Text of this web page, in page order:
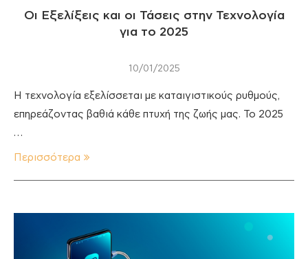
Οι Εξελίξεις και οι Τάσεις στην Τεχνολογία
για το 2025
10/01/2025
Η τεχνολογία εξελίσσεται με καταιγιστικούς ρυθμούς,
επηρεάζοντας βαθιά κάθε πτυχή της ζωής μας. Το 2025
…
Περισσότερα